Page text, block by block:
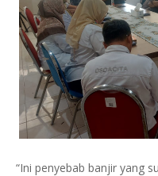
“Ini penyebab banjir yang